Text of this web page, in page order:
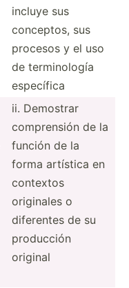
incluye sus
conceptos, sus
procesos y el uso
de termin­ología
específica
ii. Demostrar
compre­nsión de la
función de la
forma artística en
contextos
originales o
diferentes de su
producción
original